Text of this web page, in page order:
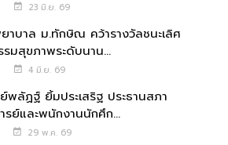
23 มิ.ย. 69
าบาล ม.ทักษิณ คว้ารางวัลชนะเลิศ
มสุขภาพระดับนาน...
4 มิ.ย. 69
พลัฏฐ์ ยิ้มประเสริฐ ประธานสภา
รย์และพนักงานนักศึก...
29 พ.ค. 69